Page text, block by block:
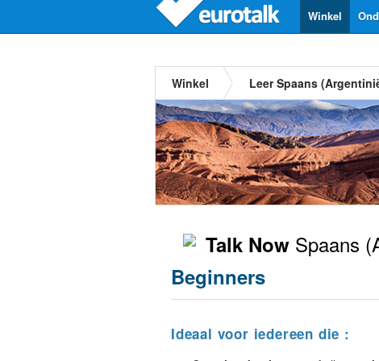
Winkel
Winkel Leer Spaans
Talk Now Spaans
Beginners
Ideaal voor iedereen die :